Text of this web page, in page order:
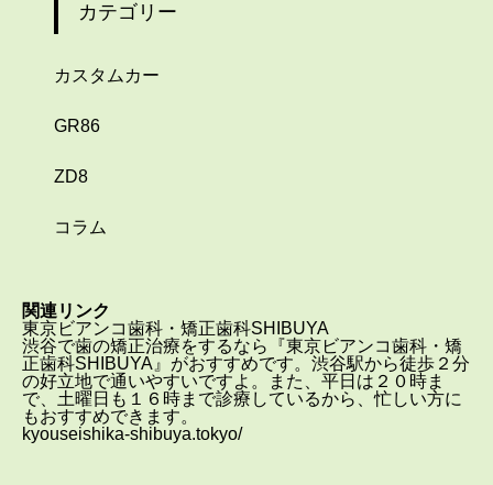
カテゴリー
カスタムカー
GR86
ZD8
コラム
関連リンク
東京ビアンコ歯科・矯正歯科SHIBUYA
渋谷で歯の矯正治療をするなら『東京ビアンコ歯科・矯
正歯科SHIBUYA』がおすすめです。渋谷駅から徒歩２分
の好立地で通いやすいですよ。また、平日は２０時ま
で、土曜日も１６時まで診療しているから、忙しい方に
もおすすめできます。
kyouseishika-shibuya.tokyo/